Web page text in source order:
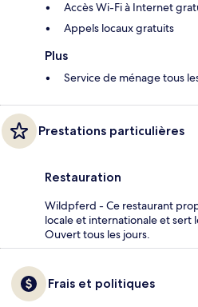
Accès Wi-Fi à Internet
Appels locaux gratuits
Plus
Service de ménage tous
Prestations particulières
Restauration
Wildpferd - Ce restaurant
locale et internationale et sert
Ouvert tous les jours.
Frais et politiques